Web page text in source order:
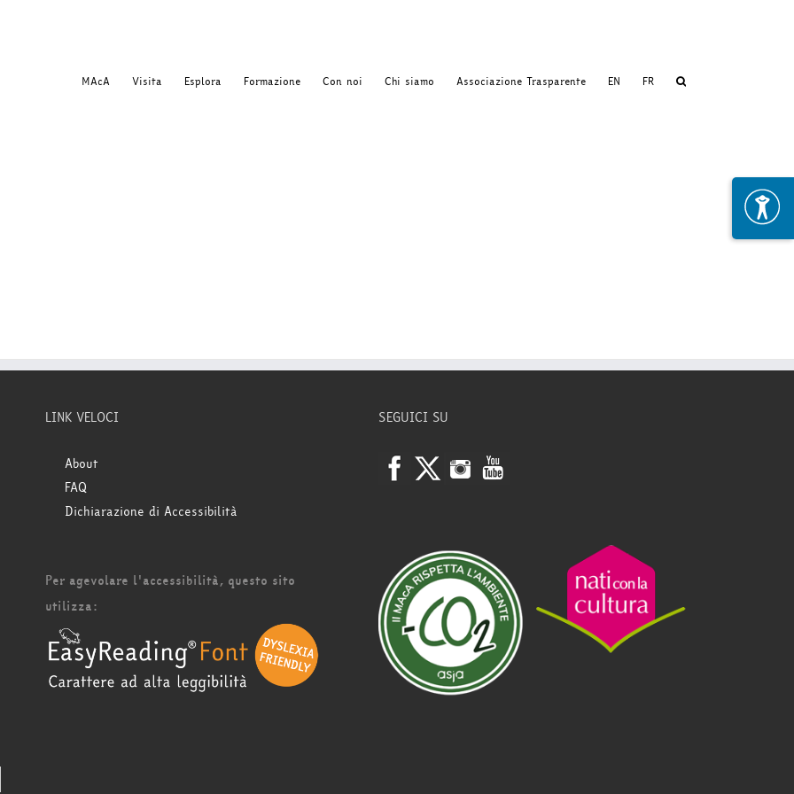
MAcA Visita Esplora Formazione Con noi Chi siamo Associazione Trasparente EN FR
LINK VELOCI
About
FAQ
Dichiarazione di Accessibilità
Per agevolare l'accessibilità, questo sito
utilizza:
SEGUICI SU